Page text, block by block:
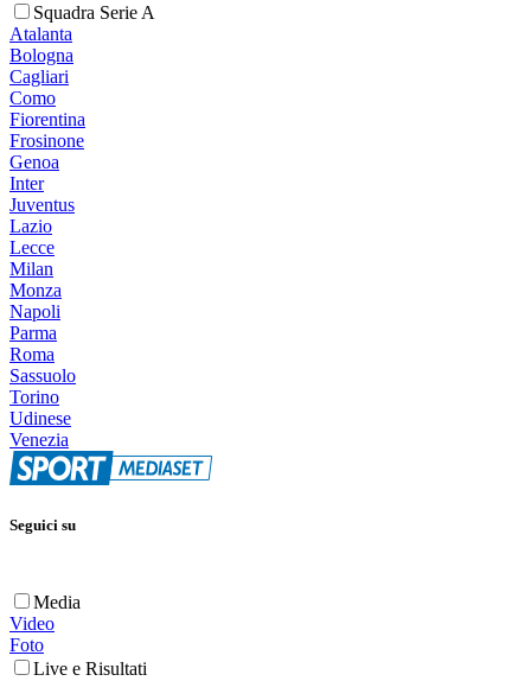
Squadra Serie A
Atalanta
Bologna
Cagliari
Como
Fiorentina
Frosinone
Genoa
Inter
Juventus
Lazio
Lecce
Milan
Monza
Napoli
Parma
Roma
Sassuolo
Torino
Udinese
Venezia
Seguici su
Media
Video
Foto
Live e Risultati